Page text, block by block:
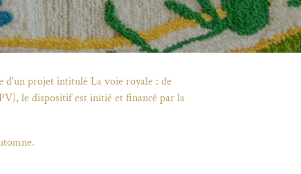
d'un projet intitulé La voie royale : de
le dispositif est initié et financé par la